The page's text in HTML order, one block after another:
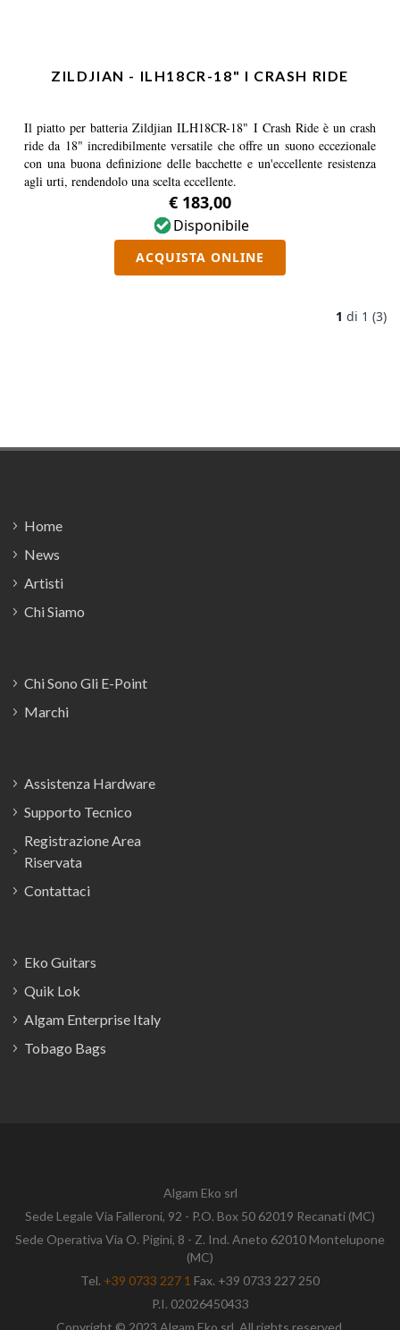
ZILDJIAN - ILH18CR-18" I CRASH RIDE
Il piatto per batteria Zildjian ILH18CR-18" I Crash Ride è un crash
ride da 18" incredibilmente versatile che offre un suono eccezionale
con una buona definizione delle bacchette e un'eccellente resistenza
agli urti, rendendolo una scelta eccellente.
€ 183,00
Disponibile
ACQUISTA ONLINE
1 di 1 (3)
Home
News
Artisti
Chi Siamo
Chi Sono Gli E-Point
Marchi
Assistenza Hardware
Supporto Tecnico
Registrazione Area
Riservata
Contattaci
Eko Guitars
Quik Lok
Algam Enterprise Italy
Tobago Bags
Algam Eko srl
Sede Legale Via Falleroni, 92 - P.O. Box 50 62019 Recanati (MC)
Sede Operativa Via O. Pigini, 8 - Z. Ind. Aneto 62010 Montelupone
(MC)
Tel. +39 0733 227 1 Fax. +39 0733 227 250
P.I. 02026450433
Copyright © 2023 Algam Eko srl. All rights reserved.